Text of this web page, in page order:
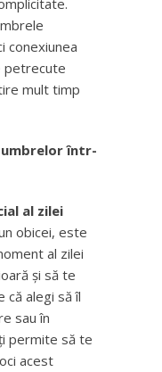
conexiunea
petrecute
mult timp
într-
al zilei
obicei, este
al zilei
și să te
că alegi să îl
sau în
permite să te
acest